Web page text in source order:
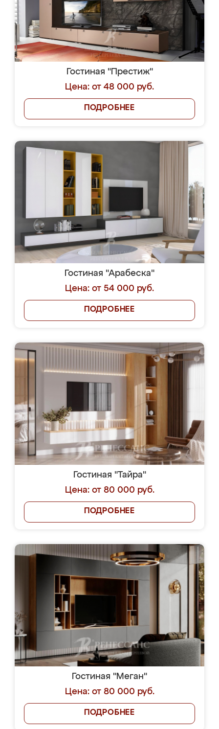
Гостиная "Престиж"
Цена: от 48 000 руб.
ПОДРОБНЕЕ
Гостиная "Арабеска"
Цена: от 54 000 руб.
ПОДРОБНЕЕ
Гостиная "Тайра"
Цена: от 80 000 руб.
ПОДРОБНЕЕ
Гостиная "Меган"
Цена: от 80 000 руб.
ПОДРОБНЕЕ